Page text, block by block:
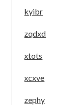
kyibr
zqdxd
xtots
xcxve
zephy